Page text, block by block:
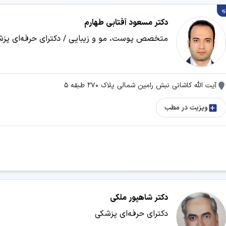
تزریق فیلر
حذف موهای زائد
دستگاه لاغری رفع غبغب
طب سوزنی
پی آر پی صورت
دکتر مسعود آفتابی طهارم
متخصص پوست، مو و زیبایی / دکترای حرفه‌ای
آیت الله کاشانی نبش رامین شمالی پلاک ۲۷۰ طبقه ۵
ویزیت در مطب
دکتر شاهپور ملکی
دکترای حرفه‌ای پزشکی